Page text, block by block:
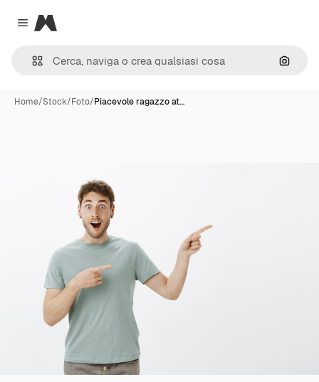
Close menu
Magnific
Cerca
Home/Stock/Foto/Piacevole ragazzo at…